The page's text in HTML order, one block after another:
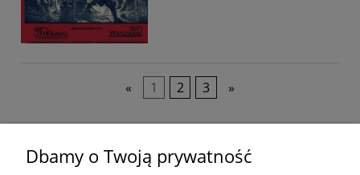
« 1 2 3 »
Pomoc
Dbamy o Twoją prywatność